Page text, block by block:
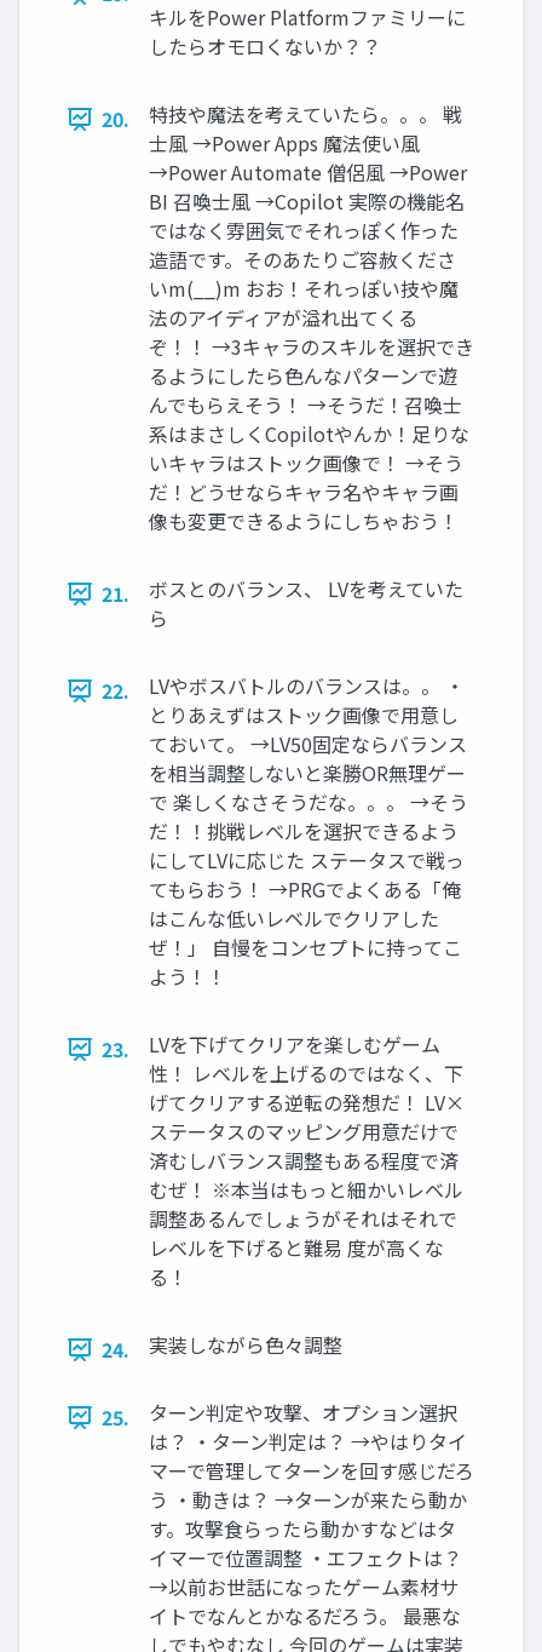
キルをPower Platformファミリーに
したらオモロくないか？？
20.
特技や魔法を考えていたら。。。 戦
士風 →Power Apps 魔法使い風
→Power Automate 僧侶風 →Power
BI 召喚士風 →Copilot 実際の機能名
ではなく雰囲気でそれっぽく作った
造語です。そのあたりご容赦くださ
いm(__)m おお！それっぽい技や魔
法のアイディアが溢れ出てくる
ぞ！！ →3キャラのスキルを選択でき
るようにしたら色んなパターンで遊
んでもらえそう！ →そうだ！召喚士
系はまさしくCopilotやんか！足りな
いキャラはストック画像で！ →そう
だ！どうせならキャラ名やキャラ画
像も変更できるようにしちゃおう！
21.
ボスとのバランス、 LVを考えていた
ら
22.
LVやボスバトルのバランスは。。 ・
とりあえずはストック画像で用意し
ておいて。 →LV50固定ならバランス
を相当調整しないと楽勝OR無理ゲー
で 楽しくなさそうだな。。。 →そう
だ！！挑戦レベルを選択できるよう
にしてLVに応じた ステータスで戦っ
てもらおう！ →PRGでよくある「俺
はこんな低いレベルでクリアした
ぜ！」 自慢をコンセプトに持ってこ
よう！！
23.
LVを下げてクリアを楽しむゲーム
性！ レベルを上げるのではなく、下
げてクリアする逆転の発想だ！ LV×
ステータスのマッピング用意だけで
済むしバランス調整もある程度で済
むぜ！ ※本当はもっと細かいレベル
調整あるんでしょうがそれはそれで
レベルを下げると難易 度が高くな
る！
24. 実装しながら色々調整
25.
ターン判定や攻撃、オプション選択
は？ ・ターン判定は？ →やはりタイ
マーで管理してターンを回す感じだろ
う ・動きは？ →ターンが来たら動か
す。攻撃食らったら動かすなどはタ
イマーで位置調整 ・エフェクトは？
→以前お世話になったゲーム素材サ
イトでなんとかなるだろう。 最悪な
しでもやむなし 今回のゲームは実装